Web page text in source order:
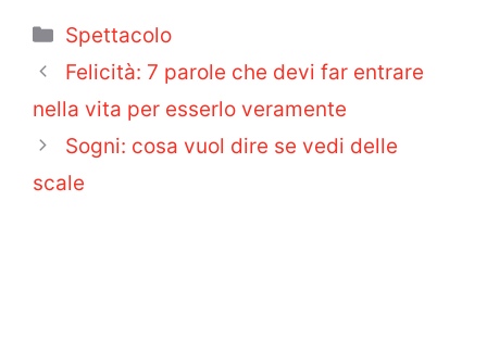
Categorie
Spettacolo
Felicità: 7 parole che devi far entrare
nella vita per esserlo veramente
Sogni: cosa vuol dire se vedi delle
scale